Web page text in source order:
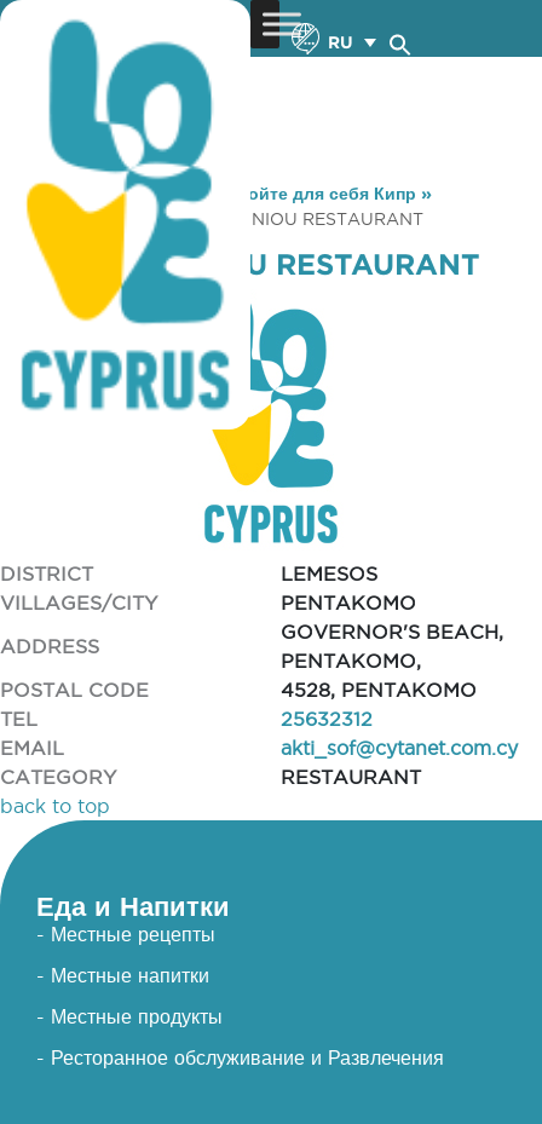
RU
You are here: Home »Откройте для себя Кипр »
Gastronomy
» AKTI SOFRONIOU RESTAURANT
AKTI SOFRONIOU RESTAURANT
DISTRICT
LEMESOS
VILLAGES/CITY
PENTAKOMO
ADDRESS
GOVERNOR'S BEACH,
PENTAKOMO,
POSTAL CODE
4528, PENTAKOMO
TEL
25632312
EMAIL
akti_sof@cytanet.com.cy
CATEGORY
RESTAURANT
back to top
Еда и Напитки
- Местные рецепты
- Местные напитки
- Местные продукты
- Ресторанное обслуживание и Развлечения